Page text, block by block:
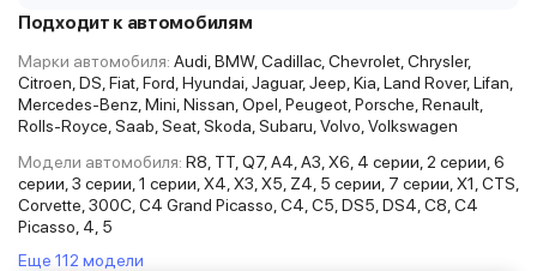
Подходит к автомобилям
Марки автомобиля: Audi, BMW, Cadillac, Chevrolet, Chrysler,
Citroen, DS, Fiat, Ford, Hyundai, Jaguar, Jeep, Kia, Land Rover, Lifan,
Mercedes-Benz, Mini, Nissan, Opel, Peugeot, Porsche, Renault,
Rolls-Royce, Saab, Seat, Skoda, Subaru, Volvo, Volkswagen
Модели автомобиля: R8, TT, Q7, A4, A3, X6, 4 серии, 2 серии, 6
серии, 3 серии, 1 серии, X4, X3, X5, Z4, 5 серии, 7 серии, X1, CTS,
Corvette, 300C, C4 Grand Picasso, C4, C5, DS5, DS4, C8, C4
Picasso, 4, 5
Еще 112 модели